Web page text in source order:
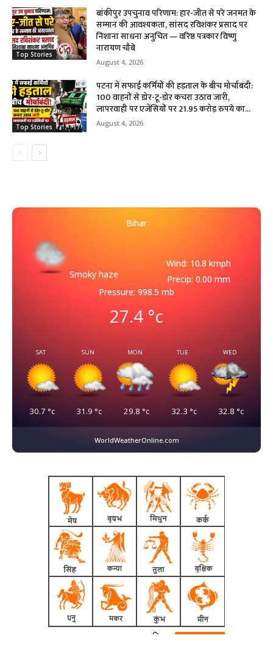
Top Stories
बांकीपुर उपचुनाव परिणाम: हार-जीत से परे जनमत के
सम्मान की आवश्यकता, सांसद रविशंकर प्रसाद पर
निशाना साधना अनुचित — वरिष्ठ पत्रकार विष्णु
नारायण चौबे
August 4, 2026
Top Stories
पटना में सफाई कर्मियों की हड़ताल के बीच मोर्चाबंदी:
100 वाहनों से डोर-टू-डोर कचरा उठाव जारी,
लापरवाही पर एजेंसियों पर 21.95 करोड़ रुपये का...
August 4, 2026
Bihar
Smoky haze
Wind: 10.8 kmph
Precip: 0.00 mm
Pressure: 998.5 mb
27.4 °c
SAT
30.7 °c
SUN
31.9 °c
MON
29.8 °c
TUE
32.3 °c
WED
32.8 °c
WorldWeatherOnline.com